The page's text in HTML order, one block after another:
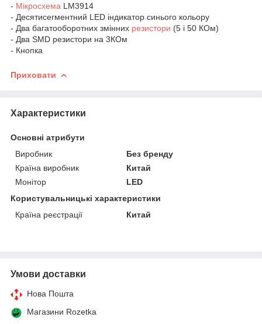
- Мікросхема LM3914
- Десятисегментний LED індикатор синього кольору
- Два багатооборотних змінних резистори (5 і 50 КОм)
- Два SMD резистори на 3КОм
- Кнопка
Приховати
Характеристики
Основні атрибути
Виробник
Без бренду
Країна виробник
Китай
Монітор
LED
Користувальницькі характеристики
Країна реєстрації
Китай
Умови доставки
Нова Пошта
Магазини Rozetka